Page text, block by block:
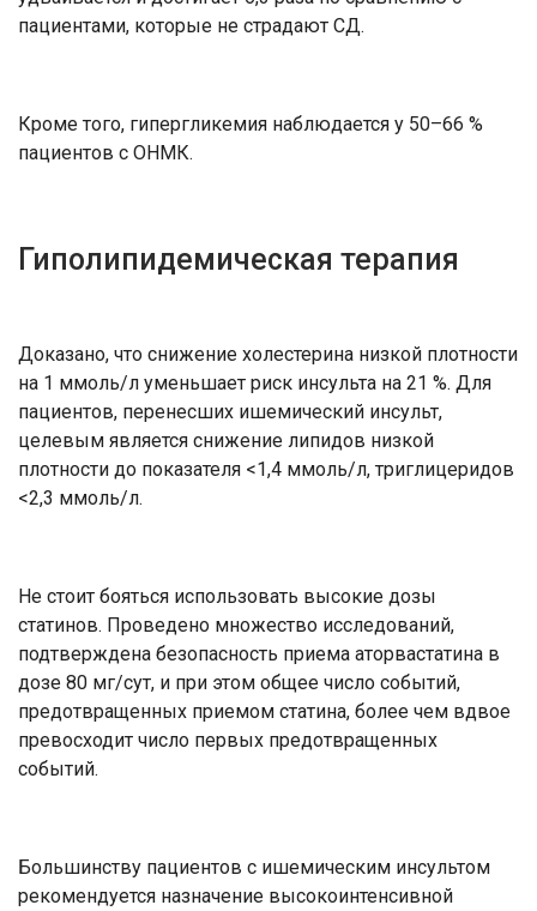
пациентами, которые не страдают СД.
Кроме того, гипергликемия наблюдается у 50–66 %
пациентов с ОНМК.
Гиполипидемическая терапия
Доказано, что снижение холестерина низкой плотности
на 1 ммоль/л уменьшает риск инсульта на 21 %. Для
пациентов, перенесших ишемический инсульт,
целевым является снижение липидов низкой
плотности до показателя <1,4 ммоль/л, триглицеридов
<2,3 ммоль/л.
Не стоит бояться использовать высокие дозы
статинов. Проведено множество исследований,
подтверждена безопасность приема аторвастатина в
дозе 80 мг/сут, и при этом общее число событий,
предотвращенных приемом статина, более чем вдвое
превосходит число первых предотвращенных
событий.
Большинству пациентов с ишемическим инсультом
рекомендуется назначение высокоинтенсивной